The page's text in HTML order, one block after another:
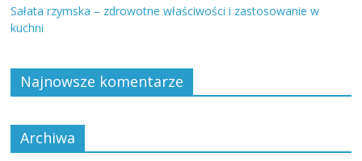
Sałata rzymska – zdrowotne właściwości i zastosowanie w
kuchni
Najnowsze komentarze
Archiwa